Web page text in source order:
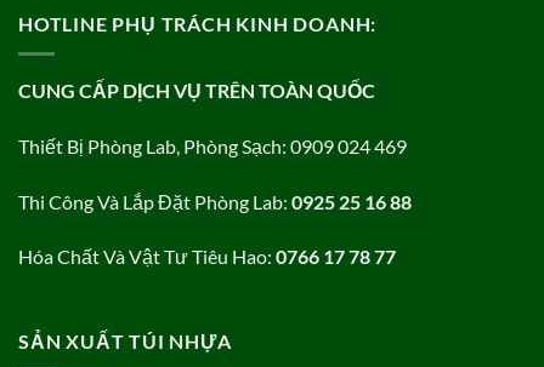
HOTLINE PHỤ TRÁCH KINH DOANH:
CUNG CẤP DỊCH VỤ TRÊN TOÀN QUỐC
Thiết Bị Phòng Lab, Phòng Sạch: 0909 024 469
Thi Công Và Lắp Đặt Phòng Lab: 0925 25 16 88
Hóa Chất Và Vật Tư Tiêu Hao: 0766 17 78 77
SẢN XUẤT TÚI NHỰA